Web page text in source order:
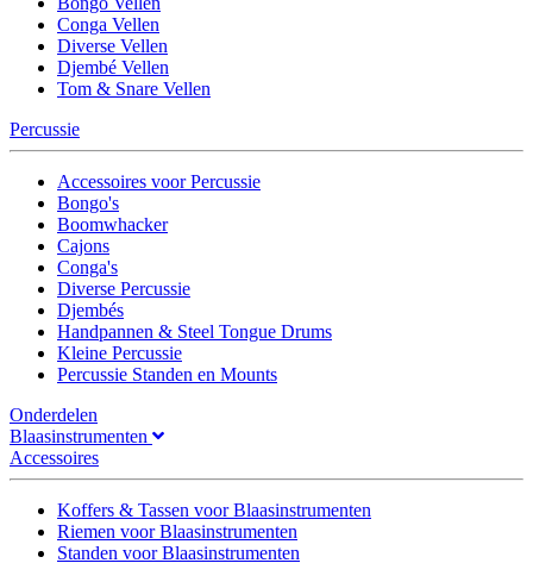
Conga Vellen
Diverse Vellen
Djembé Vellen
Tom & Snare Vellen
Percussie
Accessoires voor Percussie
Bongo's
Boomwhacker
Cajons
Conga's
Diverse Percussie
Djembés
Handpannen & Steel Tongue Drums
Kleine Percussie
Percussie Standen en Mounts
Onderdelen
Blaasinstrumenten
Accessoires
Koffers & Tassen voor Blaasinstrumenten
Riemen voor Blaasinstrumenten
Standen voor Blaasinstrumenten